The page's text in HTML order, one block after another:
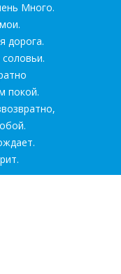
Много.
дорога.
покой.
а горит.